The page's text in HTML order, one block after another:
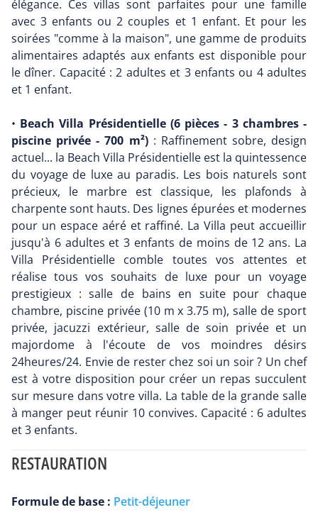
élégance. Ces villas sont parfaites pour une famille
avec 3 enfants ou 2 couples et 1 enfant. Et pour les
soirées "comme à la maison", une gamme de produits
alimentaires adaptés aux enfants est disponible pour
le dîner. Capacité : 2 adultes et 3 enfants ou 4 adultes
et 1 enfant.
• Beach Villa Présidentielle (6 pièces - 3 chambres -
piscine privée - 700 m²): Raffinement sobre, design
actuel... la Beach Villa Présidentielle est la quintessence
du voyage de luxe au paradis. Les bois naturels sont
précieux, le marbre est classique, les plafonds à
charpente sont hauts. Des lignes épurées et modernes
pour un espace aéré et raffiné. La Villa peut accueillir
jusqu'à 6 adultes et 3 enfants de moins de 12 ans. La
Villa Présidentielle comble toutes vos attentes et
réalise tous vos souhaits de luxe pour un voyage
prestigieux : salle de bains en suite pour chaque
chambre, piscine privée (10 m x 3.75 m), salle de sport
privée, jacuzzi extérieur, salle de soin privée et un
majordome à l'écoute de vos moindres désirs
24heures/24. Envie de rester chez soi un soir ? Un chef
est à votre disposition pour créer un repas succulent
sur mesure dans votre villa. La table de la grande salle
à manger peut réunir 10 convives. Capacité : 6 adultes
et 3 enfants.
RESTAURATION
Formule de base : Petit-déjeuner